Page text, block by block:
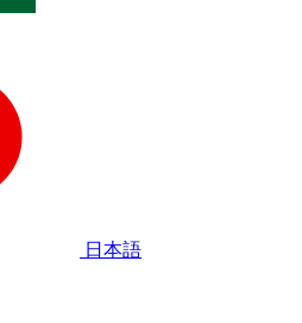
日本語